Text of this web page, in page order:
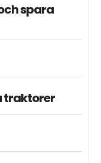
spara
traktorer